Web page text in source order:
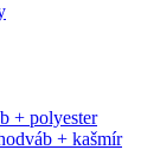
+ polyester
+ kašmír